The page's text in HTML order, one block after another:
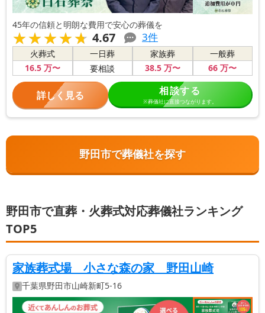
45年の信頼と明朗な費用で安心の葬儀を
★★★★★
★★★★★ 4.67 3件
火葬式
16.5万〜
一日葬
要相談
家族葬
38.5万〜
一般葬
66 万〜
詳しく見る 相談する
※葬儀社に直接つながります。
野田市で葬儀社を探す
野田市で直葬・火葬式対応葬儀社ランキング
TOP5
家族葬式場 小さな森の家 野田山崎
千葉県野田市山崎新町5-16